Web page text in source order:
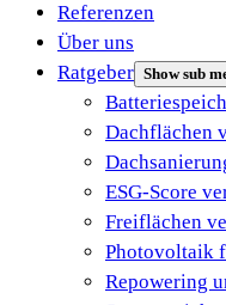
Referenzen
Über uns
Ratgeber Show sub
Dachflächen
ESG-Score
Freiflächen
Photovoltaik
Repowering